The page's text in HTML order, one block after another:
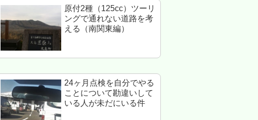
原付2種（125cc）ツーリ
ングで通れない道路を考
える（南関東編）
24ヶ月点検を自分でやる
ことについて勘違いして
いる人が未だにいる件